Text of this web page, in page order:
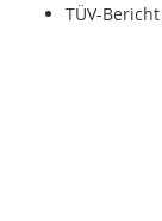
TÜV-Bericht